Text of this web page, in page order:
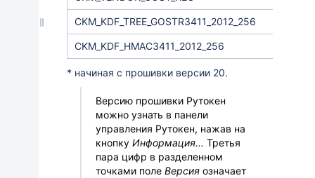
CKM_KDF TREE GOSTR3411_2012_256
CKM_KDF_HMAC3411_2012_256
* начиная с прошивки версии 20.
Версию прошивки Рутокен
можно узнать в панели
управления Рутокен, нажав на
кнопку Информация... Третья
пара цифр в разделенном
точками поле Версия означает